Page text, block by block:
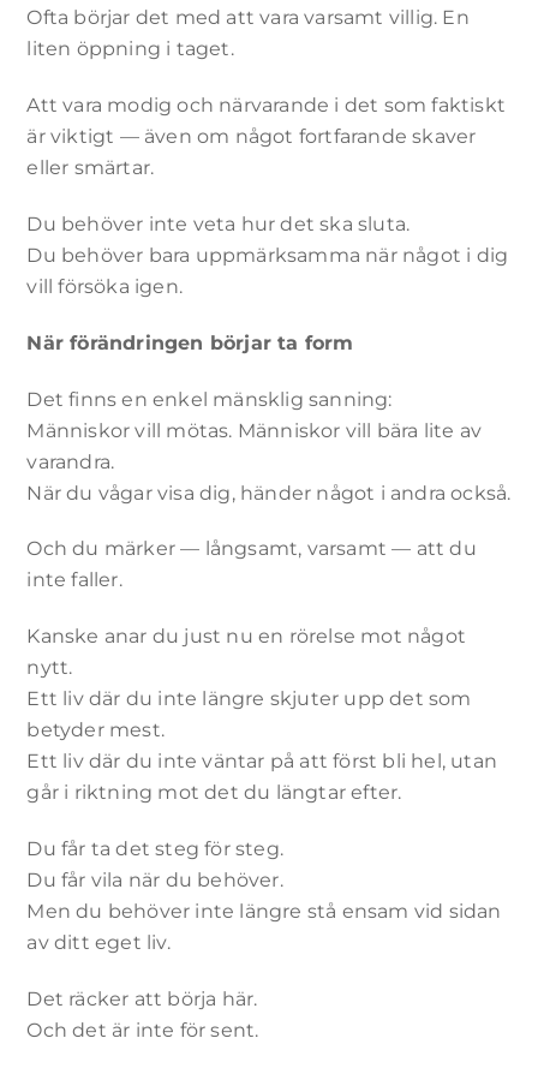
Ofta börjar det med att vara varsamt villig. En
liten öppning i taget.
Att vara modig och närvarande i det som faktiskt
är viktigt — även om något fortfarande skaver
eller smärtar.
Du behöver inte veta hur det ska sluta.
Du behöver bara uppmärksamma när något i dig
vill försöka igen.
När förändringen börjar ta form
Det finns en enkel mänsklig sanning:
Människor vill mötas. Människor vill bära lite av
varandra.
När du vågar visa dig, händer något i andra också.
Och du märker — långsamt, varsamt — att du
inte faller.
Kanske anar du just nu en rörelse mot något
nytt.
Ett liv där du inte längre skjuter upp det som
betyder mest.
Ett liv där du inte väntar på att först bli hel, utan
går i riktning mot det du längtar efter.
Du får ta det steg för steg.
Du får vila när du behöver.
Men du behöver inte längre stå ensam vid sidan
av ditt eget liv.
Det räcker att börja här.
Och det är inte för sent.